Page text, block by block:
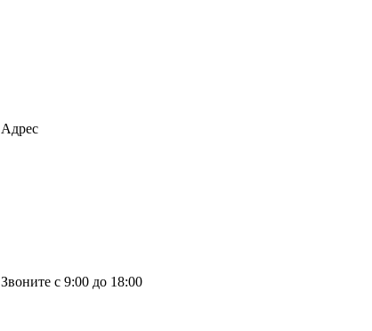
Адрес
Звоните с 9:00 до 18:00